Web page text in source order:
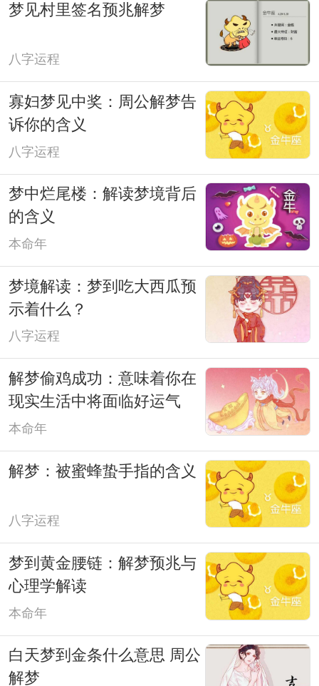
梦见村里签名预兆解梦
八字运程
寡妇梦见中奖：周公解梦告
诉你的含义
八字运程
梦中烂尾楼：解读梦境背后
的含义
本命年
梦境解读：梦到吃大西瓜预
示着什么？
八字运程
解梦偷鸡成功：意味着你在
现实生活中将面临好运气
本命年
解梦：被蜜蜂蛰手指的含义
八字运程
梦到黄金腰链：解梦预兆与
心理学解读
本命年
白天梦到金条什么意思 周公
解梦